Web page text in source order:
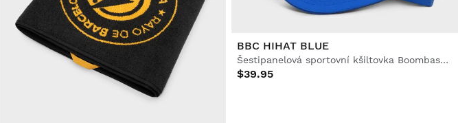
BBC HIHAT BLUE
Šestipanelová sportovní kšiltovka Boombastic
$39.95